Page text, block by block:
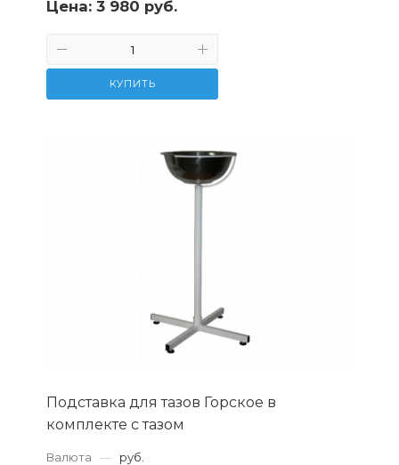
Цена: 3 980 руб.
КУПИТЬ
Подставка для тазов Горское в
комплекте с тазом
Валюта — руб.